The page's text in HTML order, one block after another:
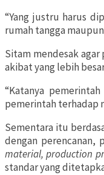
“Yang justru harus
rumah tangga
Sitam mendesak
akibat yang lebih
“Katanya
pemerintah terhadap
Sementara itu
dengan perencanan,
material, production
standar yang